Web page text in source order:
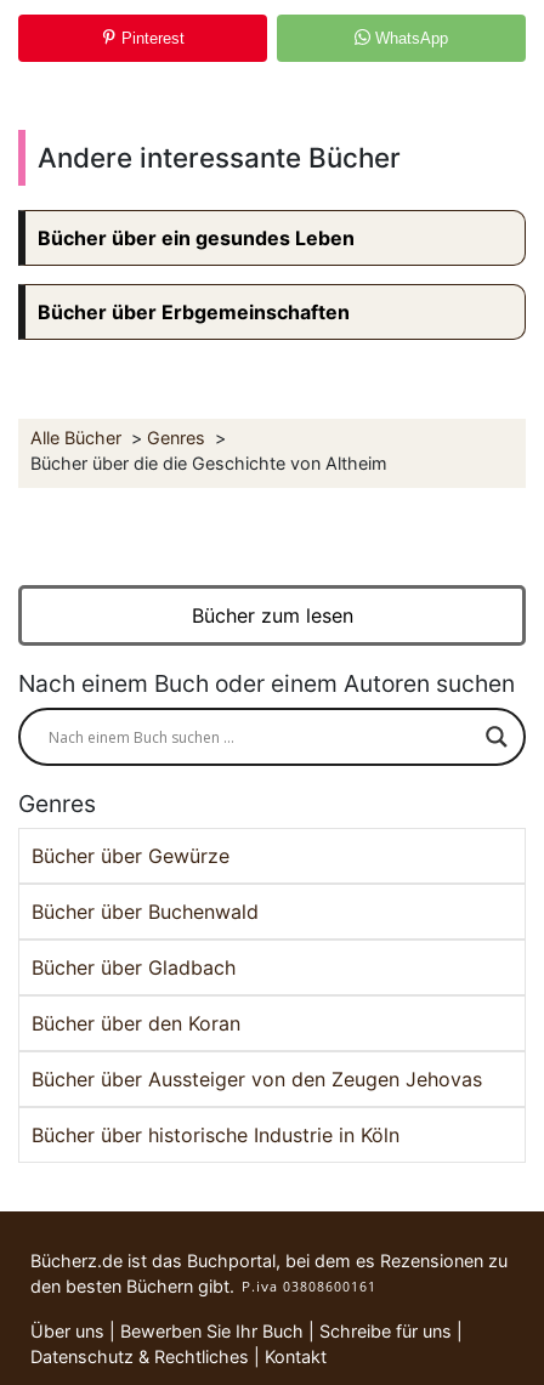
Pinterest WhatsApp
Andere interessante Bücher
Bücher über ein gesundes Leben
Bücher über Erbgemeinschaften
Alle Bücher
Genres
Bücher über die die Geschichte von Altheim
Bücher zum lesen
Nach einem Buch oder einem Autoren suchen
Genres
Bücher über Gewürze
Bücher über Buchenwald
Bücher über Gladbach
Bücher über den Koran
Bücher über Aussteiger von den Zeugen Jehovas
Bücher über historische Industrie in Köln
Bücherz.de ist das Buchportal, bei dem es Rezensionen zu
den besten Büchern gibt.
Über uns Bewerben Sie Ihr Buch Schreibe für uns
Datenschutz & Rechtliches
Kontakt